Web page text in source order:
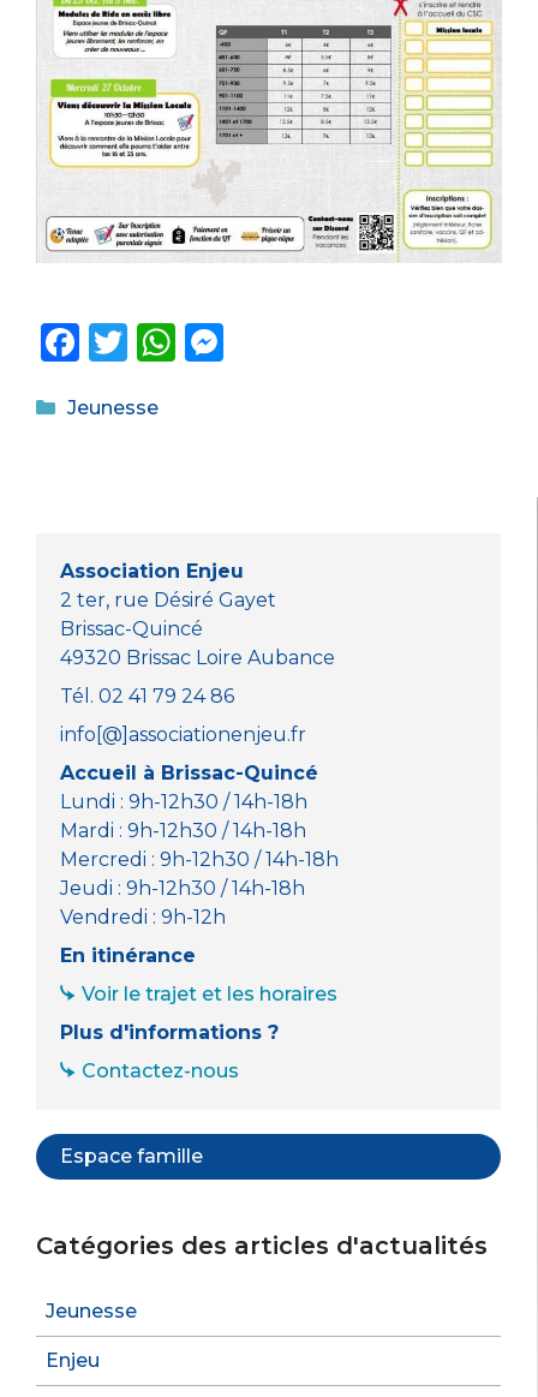
F
c
o
k
T
it
W
p er
Catégories
Jeunesse
Association Enjeu
2 ter, rue Désiré Gayet
Brissac-Quincé
49320 Brissac Loire Aubance
Tél. 02 41 79 24 86
info[@]associationenjeu.fr
Accueil à Brissac-Quincé
Lundi : 9h-12h30 / 14h-18h
Mardi : 9h-12h30 / 14h-18h
Mercredi : 9h-12h30 / 14h-18h
Jeudi : 9h-12h30 / 14h-18h
Vendredi : 9h-12h
En itinérance
Voir le trajet et les horaires
Plus d'informations ?
Contactez-nous
Espace famille
Catégories des articles d'actualités
Jeunesse
Enjeu